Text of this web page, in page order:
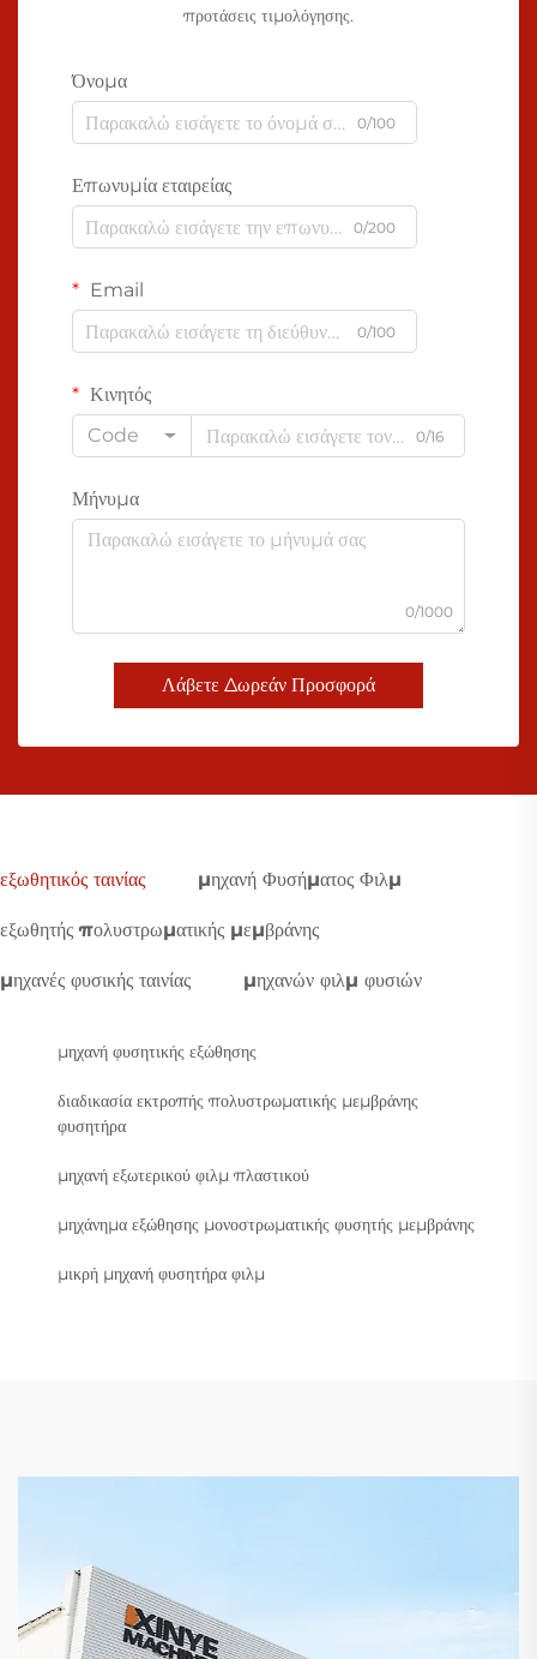
προτάσεις τιμολόγησης.
Όνομα
0/100
Επωνυμία εταιρείας
0/200
Email
0/100
Κινητός
Code
0/16
Μήνυμα
0/1000
Λάβετε Δωρεάν Προσφορά
εξωθητικός ταινίας μηχανή Φυσήματος Φιλμ
εξωθητής πολυστρωματικής μεμβράνης
μηχανές φυσικής ταινίας μηχανών φιλμ φυσιών
μηχανή φυσητικής εξώθησης
διαδικασία εκτροπής πολυστρωματικής μεμβράνης
φυσητήρα
μηχανή εξωτερικού φιλμ πλαστικού
μηχάνημα εξώθησης μονοστρωματικής φυσητής μεμβράνης
μικρή μηχανή φυσητήρα φιλμ